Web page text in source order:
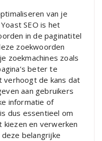
van je
SEO is het
in de paginatitel
zoekwoorden
zoekmachines zoals
beter te
verhoogt de kans dat
aan gebruikers
informatie of
dus essentieel om
kiezen en verwerken
belangrijke